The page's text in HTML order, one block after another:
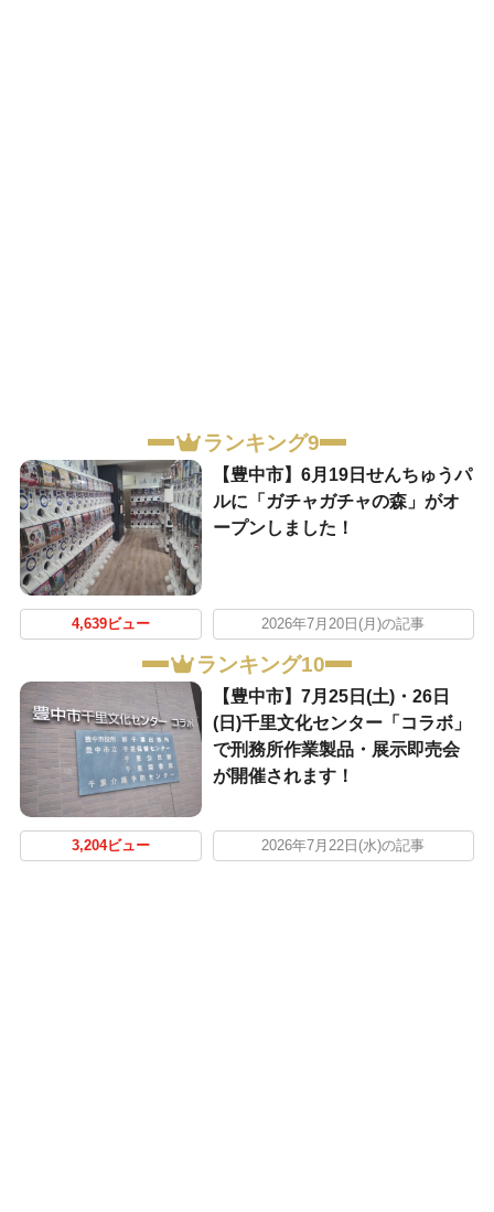
ランキング9
【豊中市】6月19日せんちゅうパ
ルに「ガチャガチャの森」がオ
ープンしました！
4,639ビュー 2026年7月20日(月)の記事
ランキング10
【豊中市】7月25日(土)・26日
(日)千里文化センター「コラボ」
で刑務所作業製品・展示即売会
が開催されます！
3,204ビュー 2026年7月22日(水)の記事